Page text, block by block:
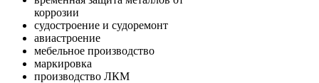
коррозии
судостроение и судоремонт
авиастроение
мебельное производство
маркировка
производство ЛКМ